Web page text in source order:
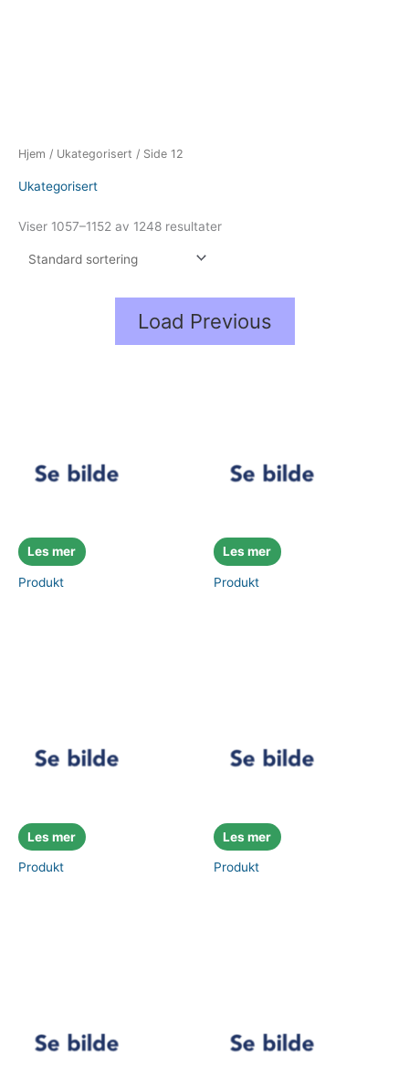
Hjem / Ukategorisert / Side 12
Ukategorisert
Viser 1057–1152 av 1248 resultater
Load Previous
Les mer
Produkt
Les mer
Produkt
Les mer
Produkt
Les mer
Produkt